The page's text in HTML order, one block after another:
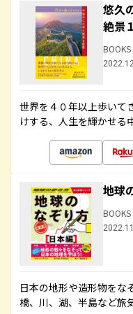
悠久
絶景
世界を４０年以上歩いて
けする、人生を輝かせる
地球
日本の地形や造形物をな
橋、川、湖、半島など旅